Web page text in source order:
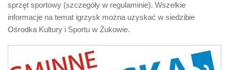
sprzęt sportowy (szczegóły w regulaminie). Wszelkie
informacje na temat igrzysk można uzyskać w siedzibie
Ośrodka Kultury i Sportu w Żukowie.